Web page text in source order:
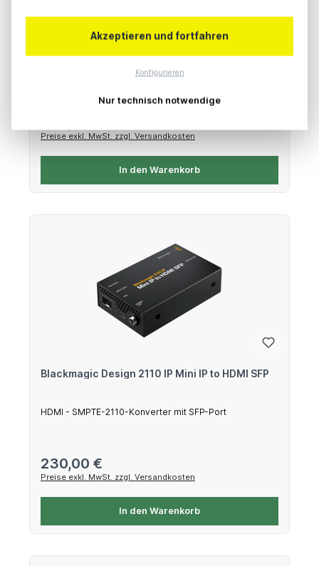
Blackmagic Design 2110 IP Mini IP to HDMI
HDMI - SMPTE-2110-Konverter, birektional
Preise exkl. MwSt. zzgl. Versandkosten
In den Warenkorb
Blackmagic Design 2110 IP Mini IP to HDMI SFP
HDMI - SMPTE-2110-Konverter mit SFP-Port
Regulärer Preis:
230,00 €
Preise exkl. MwSt. zzgl. Versandkosten
In den Warenkorb
Akzeptieren und fortfahren
Nur technisch notwendige
Konfigurieren